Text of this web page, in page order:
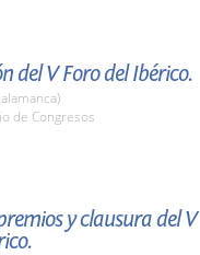
del V Foro del Ibérico.
de Congresos
y clausura del V